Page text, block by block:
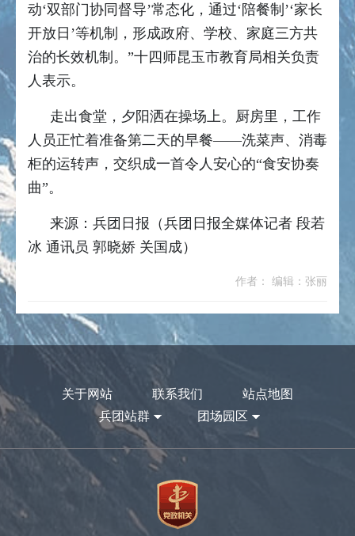
动‘双部门协同督导’常态化，通过‘陪餐制’‘家长
开放日’等机制，形成政府、学校、家庭三方共
治的长效机制。”十四师昆玉市教育局相关负责
人表示。
走出食堂，夕阳洒在操场上。厨房里，工作
人员正忙着准备第二天的早餐——洗菜声、消毒
柜的运转声，交织成一首令人安心的“食安协奏
曲”。
来源：兵团日报 （兵团日报全媒体记者 段若
冰 通讯员 郭晓娇 关国成）
作者： 编辑：张丽
关于网站 联系我们
站点地图
兵团站群
团场园区